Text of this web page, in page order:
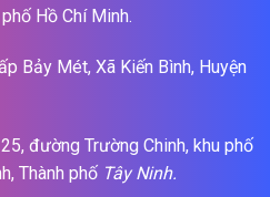
Hồ Chí Minh.
Bảy Mét, Xã Kiến Bình, Huyện
đường Trường Chinh, khu phố
Thành phố Tây Ninh.